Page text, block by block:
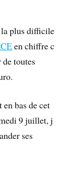
la plus difficile
en chiffre c
toutes
bas de cet
9 juillet, j
ses